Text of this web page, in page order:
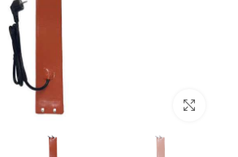
برای بزرگنمایی کلیک کنید